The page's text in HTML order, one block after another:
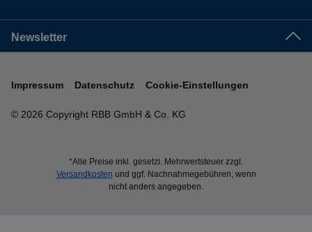
Newsletter
© 2026 Copyright RBB GmbH & Co. KG
Impressum Datenschutz Cookie-Einstellungen
*Alle Preise inkl. gesetzl. Mehrwertsteuer zzgl.
Versandkosten und ggf. Nachnahmegebühren, wenn
nicht anders angegeben.